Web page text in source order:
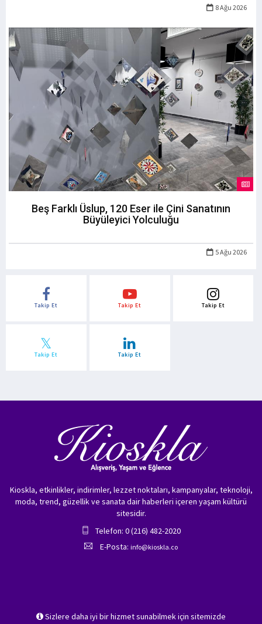
8 Ağu 2026
Beş Farklı Üslup, 120 Eser ile Çini Sanatının
Büyüleyici Yolculuğu
5 Ağu 2026
Takip Et Takip Et Takip Et
Takip Et Takip Et
Sizlere daha iyi bir hizmet sunabilmek için sitemizde
Kioskla, etkinlikler, indirimler, lezzet noktaları, kampanyalar, teknoloji,
moda, trend, güzellik ve sanata dair haberleri içeren yaşam kültürü
sitesidir.
Telefon: 0 (216) 482-2020
E-Posta: info@kioskla.co